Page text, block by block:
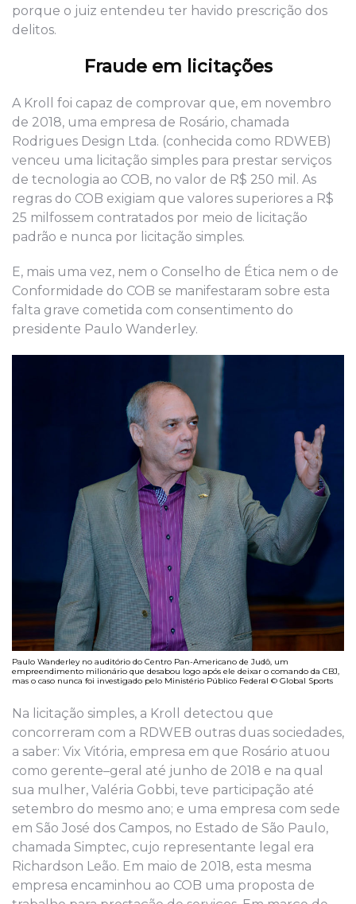
porque o juiz entendeu ter havido prescrição dos
delitos.
Fraude em licitações
A Kroll foi capaz de comprovar que, em novembro
de 2018, uma empresa de Rosário, chamada
Rodrigues Design Ltda. (conhecida como RDWEB)
venceu uma licitação simples para prestar serviços
de tecnologia ao COB, no valor de R$ 250 mil . As
regras do COB exigiam que valores superiores a R$
25 mil fossem contratados por meio de licitação
padrão e nunca por licitação simples.
E, mais uma vez, nem o Conselho de Ética nem o de
Conformidade do COB se manifestaram sobre esta
falta grave cometida com consentimento do
presidente Paulo Wanderley.
Paulo Wanderley no auditório do Centro Pan-Americano de Judô, um
empreendimento milionário que desabou logo após ele deixar o comando da CBJ,
mas o caso nunca foi investigado pelo Ministério Público Federal © Global Sports
Na licitação simples, a Kroll detectou que
concorreram com a RDWEB outras duas sociedades,
a saber: Vix Vitória, empresa em que Rosário atuou
como gerente–geral até junho de 2018 e na qual
sua mulher, Valéria Gobbi, teve participação até
setembro do mesmo ano; e uma empresa com sede
em São José dos Campos, no Estado de São Paulo,
chamada Simptec, cujo representante legal era
Richardson Leão. Em maio de 2018, esta mesma
empresa encaminhou ao COB uma proposta de